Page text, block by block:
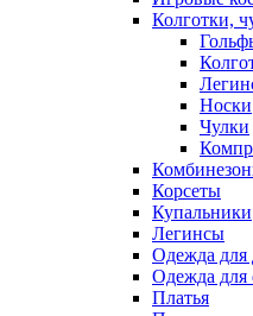
Колготки,
Носки
Чулки
Корсеты
Купальники
Легинсы
Одежда для
Одежда для
Платья